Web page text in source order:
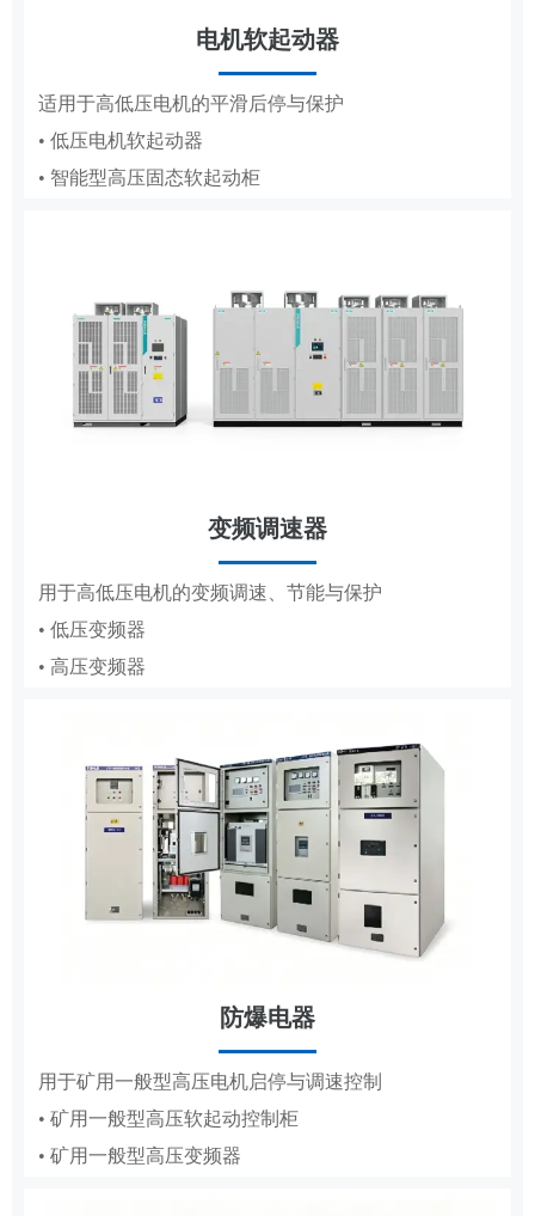
电机软起动器
适用于高低压电机的平滑后停与保护
• 低压电机软起动器
• 智能型高压固态软起动柜
变频调速器
用于高低压电机的变频调速、节能与保护
• 低压变频器
• 高压变频器
防爆电器
用于矿用一般型高压电机启停与调速控制
• 矿用一般型高压软起动控制柜
• 矿用一般型高压变频器
成套电器
高低压成套配电柜体，适配工厂、电网、新能源多场
景配电
• 低压成套
传动控制
覆盖造纸、复卷、轧钢全场景传动控制系统
• 造纸机传动控制系统
• 复卷机传动控制系统
DCS
适配纸浆造纸、水利工程的集散控制系统
• 纸浆造纸DCS
MCS
用于高低压电机的变频调速、节能与保护
• 辅助控制系统
集装箱式储能系统
标准化集成储能，适配大型电站储能场景
分布式储能，满足企业峰谷节电需求